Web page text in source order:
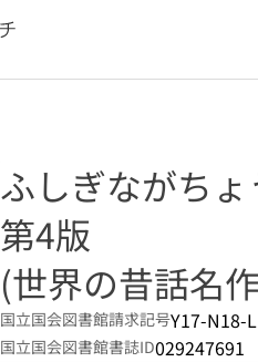
ふしぎながちょ
第4版
(世界の昔話名
国立国会図書館請求記号Y17-N18-
国立国会図書館書誌ID029247691